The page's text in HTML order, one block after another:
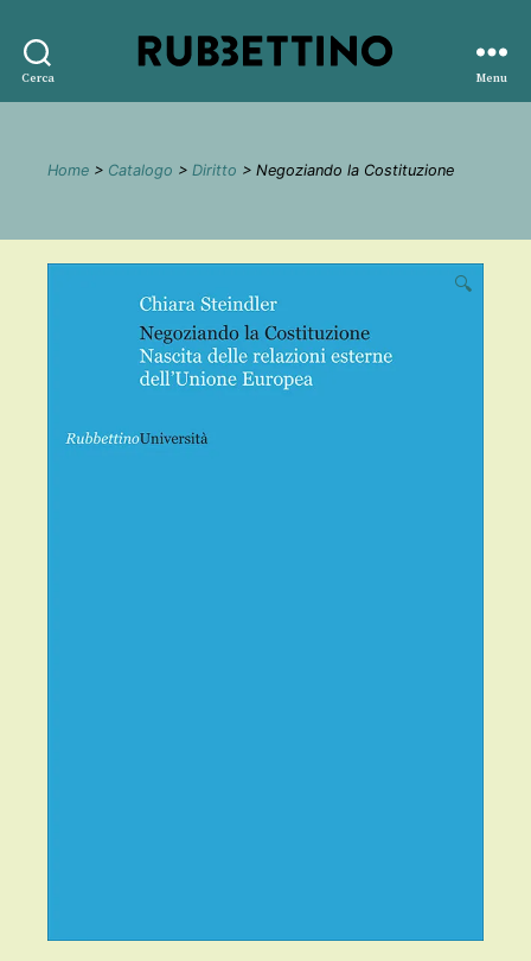
Cerca
editore
Menu
Home > Catalogo > Diritto > Negoziando la Costituzione
🔍